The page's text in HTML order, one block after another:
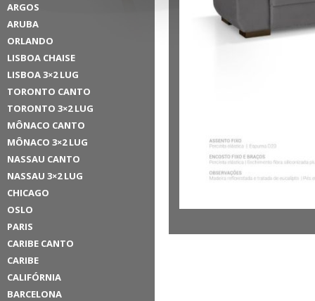
ARGOS
ARUBA
ORLANDO
LISBOA CHAISE
LISBOA 3×2 LUG
TORONTO CANTO
TORONTO 3×2 LUG
MÔNACO CANTO
MÔNACO 3×2 LUG
NASSAU CANTO
NASSAU 3×2 LUG
CHICAGO
OSLO
PARIS
CARIBE CANTO
CARIBE
CALIFÓRNIA
BARCELONA